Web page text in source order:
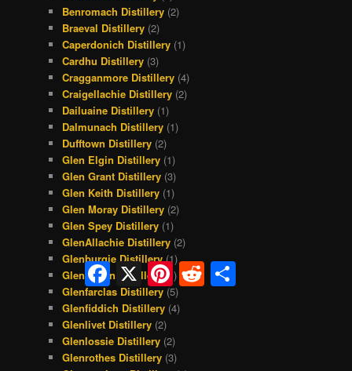
Benromach Distillery (2)
Braeval Distillery (2)
Caperdonich Distillery (1)
Cardhu Distillery (3)
Cragganmore Distillery (4)
Craigellachie Distillery (2)
Dailuaine Distillery (1)
Dalmunach Distillery (1)
Dufftown Distillery (2)
Glen Elgin Distillery (1)
Glen Grant Distillery (3)
Glen Keith Distillery (1)
Glen Moray Distillery (2)
Glen Spey Distillery (1)
GlenAllachie Distillery (2)
Glenburgie Distillery(1)
Glendullan Distillery(1)
Glenfarclas Distillery (5)
Glenfiddich Distillery (4)
Glenlivet Distillery (2)
Glenlossie Distillery (2)
Glenrothes Distillery (3)
Facebook
X PinterestReddit